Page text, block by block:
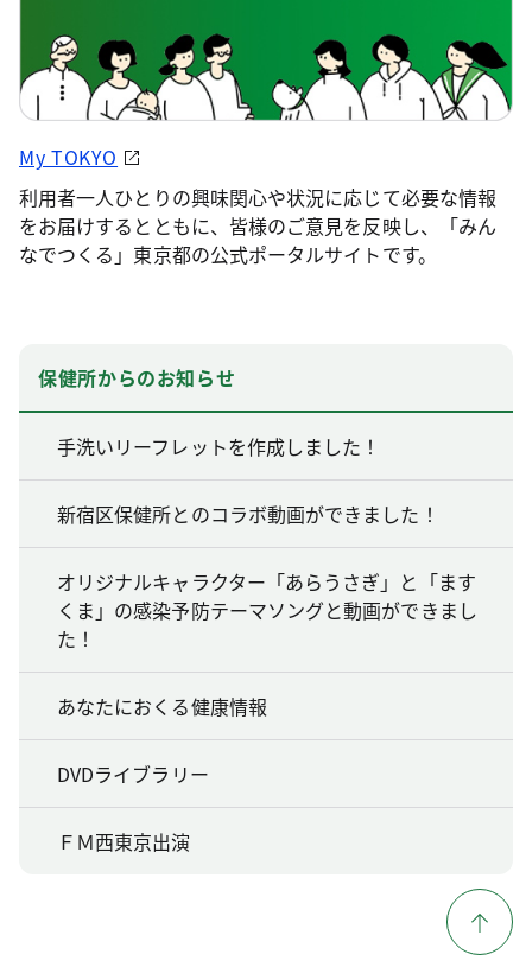
My TOKYO
利用者一人ひとりの興味関心や状況に応じて必要な情報
をお届けするとともに、皆様のご意見を反映し、「みん
なでつくる」東京都の公式ポータルサイトです。
保健所からのお知らせ
手洗いリーフレットを作成しました！
新宿区保健所とのコラボ動画ができました！
オリジナルキャラクター「あらうさぎ」と「ます
くま」の感染予防テーマソングと動画ができまし
た！
あなたにおくる健康情報
DVDライブラリー
ＦＭ西東京出演